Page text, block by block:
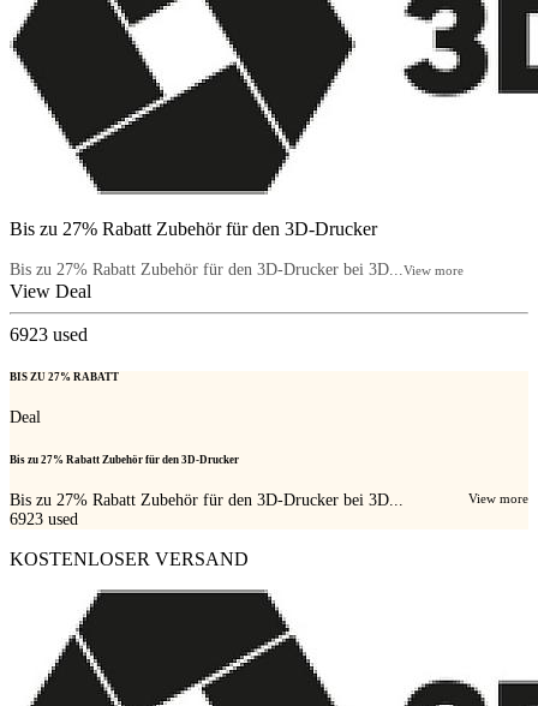
Bis zu 27% Rabatt Zubehör für den 3D-Drucker
Bis zu 27% Rabatt Zubehör für den 3D-Drucker bei 3D...View more
View Deal
6923 used
BIS ZU 27% RABATT
Deal
Bis zu 27% Rabatt Zubehör für den 3D-Drucker
Bis zu 27% Rabatt Zubehör für den 3D-Drucker bei 3D... View more
6923 used
KOSTENLOSER VERSAND